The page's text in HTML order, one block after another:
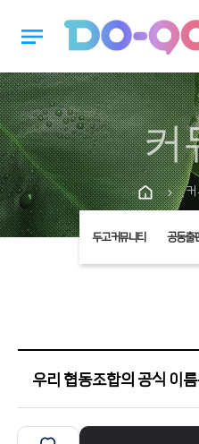
notes
커
chevron_right
두고커뮤니티 공동출
우리 협동조합의 공식 이